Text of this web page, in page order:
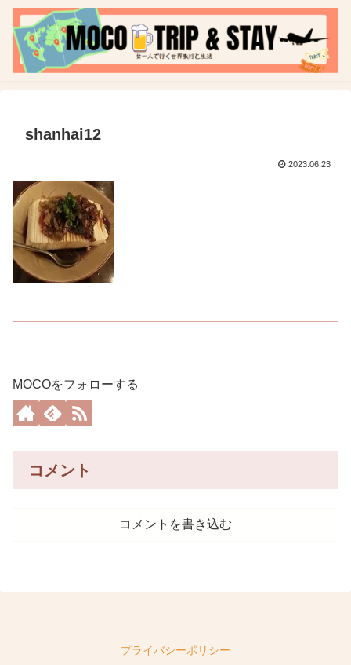
shanhai12
2023.06.23
MOCOをフォローする
コメント
コメントを書き込む
プライバシーポリシー